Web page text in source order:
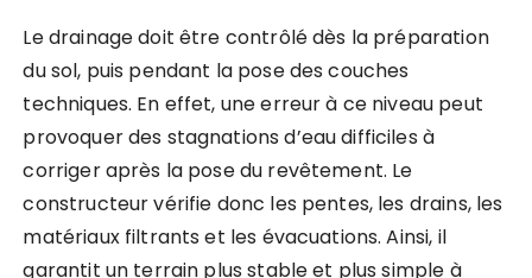
Le drainage doit être contrôlé dès la préparation
du sol, puis pendant la pose des couches
techniques. En effet, une erreur à ce niveau peut
provoquer des stagnations d’eau difficiles à
corriger après la pose du revêtement. Le
constructeur vérifie donc les pentes, les drains, les
matériaux filtrants et les évacuations. Ainsi, il
garantit un terrain plus stable et plus simple à